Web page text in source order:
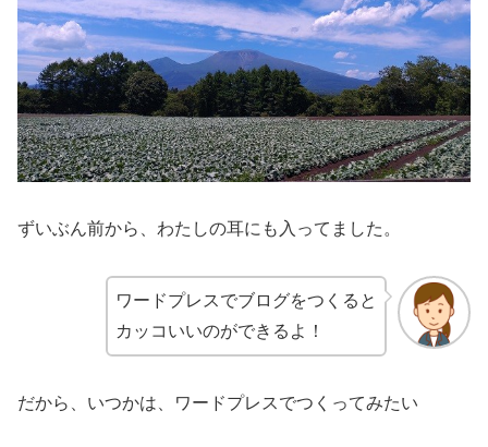
ずいぶん前から、わたしの耳にも入ってました。
ワードプレスでブログをつくると
カッコいいのができるよ！
だから、いつかは、ワードプレスでつくってみたい